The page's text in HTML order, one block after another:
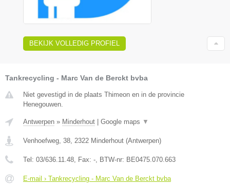
BEKIJK VOLLEDIG PROFIEL
Tankrecycling - Marc Van de Berckt bvba
Niet gevestigd in de plaats Thimeon en in de provincie
Henegouwen.
Antwerpen » Minderhout | Google maps ▼
Venhoefweg, 38 2322 Minderhout (Antwerpen)
Tel: 03/636.11.48 , Fax: - , BTW-nr: BE0475.070.663
E-mail › Tankrecycling - Marc Van de Berckt bvba